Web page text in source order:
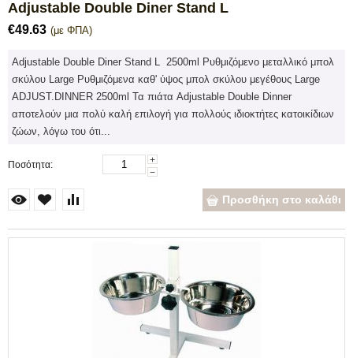
Adjustable Double Diner Stand L
€49.63 (με ΦΠΑ)
Adjustable Double Diner Stand L 2500ml Ρυθμιζόμενο μεταλλικό μπολ
σκύλου Large Ρυθμιζόμενα καθ' ύψος μπολ σκύλου μεγέθους Large
ADJUST.DINNER 2500ml Τα πιάτα Adjustable Double Dinner
αποτελούν μια πολύ καλή επιλογή για πολλούς ιδιοκτήτες κατοικίδιων
ζώων, λόγω του ότι...
Ποσότητα:
+
−
Προσθήκη στο καλάθι